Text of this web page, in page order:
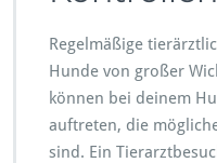
Regelmäßige
Hunde von großer
können bei deinem
auftreten, die
sind. Ein